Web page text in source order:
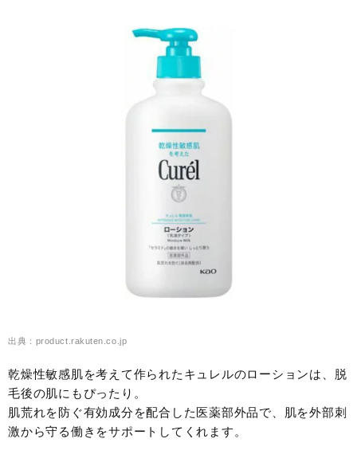
出典：product.rakuten.co.jp
乾燥性敏感肌を考えて作られたキュレルのローションは、脱
毛後の肌にもぴったり。
肌荒れを防ぐ有効成分を配合した医薬部外品で、肌を外部刺
激から守る働きをサポートしてくれます。